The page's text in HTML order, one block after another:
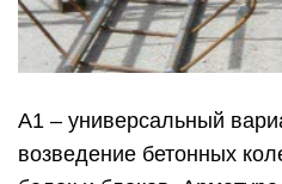
А1 – универсальный
возведение бетонных